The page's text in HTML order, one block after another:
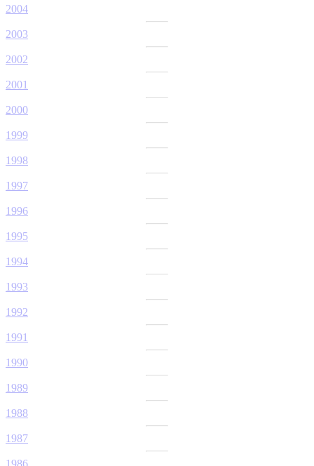
2004
2003
2002
2001
2000
1999
1998
1997
1996
1995
1994
1993
1992
1991
1990
1989
1988
1987
1986